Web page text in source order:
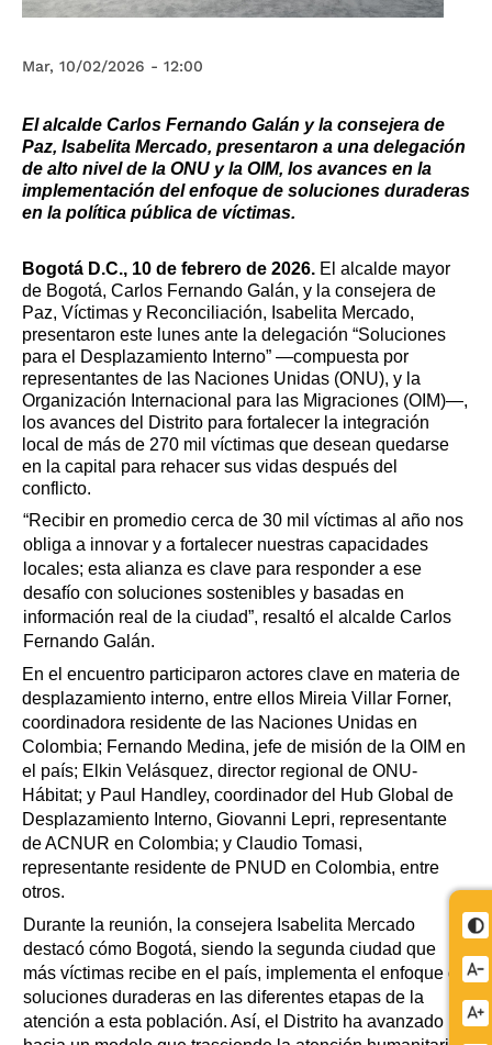
Mar, 10/02/2026 - 12:00
El alcalde Carlos Fernando Galán y la consejera de
Paz, Isabelita Mercado, presentaron a una delegación
de alto nivel de la ONU y la OIM, los avances en la
implementación del enfoque de soluciones duraderas
en la política pública de víctimas.
Bogotá D.C., 10 de febrero de 2026. ​​ El alcalde mayor
de Bogotá, Carlos Fernando Galán, y la consejera de
Paz, Víctimas y Reconciliación, Isabelita Mercado,
presentaron este lunes ante la delegación “Soluciones
para el Desplazamiento Interno” —compuesta por
representantes de las Naciones Unidas (ONU), y la
Organización Internacional para las Migraciones (OIM)—,
los avances del Distrito para fortalecer la integración
local de más de 270 mil víctimas que desean quedarse
en la capital para rehacer sus vidas después del
conflicto.
“Recibir en promedio cerca de 30 mil víctimas al año nos
obliga a innovar y a fortalecer nuestras capacidades
locales; esta alianza es clave para responder a ese
desafío con soluciones sostenibles y basadas en
información real de la ciudad”, resaltó el alcalde Carlos
Fernando Galán.
En el encuentro participaron actores clave en materia de
desplazamiento interno, entre ellos Mireia Villar Forner,
coordinadora residente de las Naciones Unidas en
Colombia; Fernando Medina, jefe de misión de la OIM en
el país; Elkin Velásquez, director regional de ONU-
Hábitat; y Paul Handley, coordinador del Hub Global de
Desplazamiento Interno, Giovanni Lepri, representante
de ACNUR en Colombia; y Claudio Tomasi,
representante residente de PNUD en Colombia, entre
otros.
Durante la reunión, la consejera Isabelita Mercado
destacó cómo Bogotá, siendo la segunda ciudad que
más víctimas recibe en el país, implementa el enfoque de
soluciones duraderas en las diferentes etapas de la
atención a esta población. Así, el Distrito ha avanzado